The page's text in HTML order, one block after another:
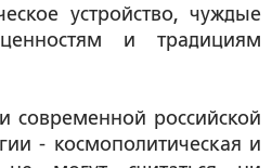
устройство, чуждые
и традициям
современной российской
- космополитическая и